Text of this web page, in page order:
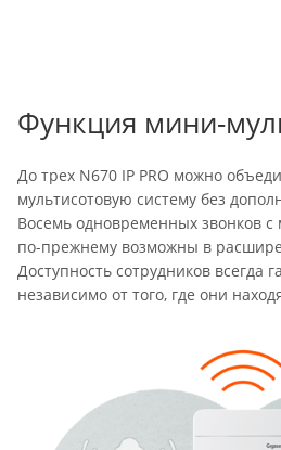
Функция мини-
До трех N670 IP PRO можно
мультисотовую систему без
Восемь одновременных звонков с
по-прежнему возможны в
Доступность сотрудников всегда
независимо от того, где они